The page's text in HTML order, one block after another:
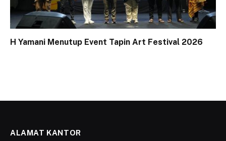
H Yamani Menutup Event Tapin Art Festival 2026
ALAMAT KANTOR